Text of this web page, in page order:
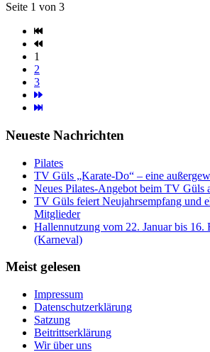
Seite 1 von 3
1
2
3
Neueste Nachrichten
Pilates
TV Güls „Karate-Do“ – eine
Neues Pilates-Angebot beim TV Güls
TV Güls feiert Neujahrsempfang und
Mitglieder
Hallennutzung vom 22. Januar bis 16.
(Karneval)
Meist gelesen
Impressum
Datenschutzerklärung
Satzung
Beitrittserklärung
Wir über uns